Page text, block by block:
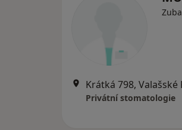
Krátká 798,
Privátní stomatologie